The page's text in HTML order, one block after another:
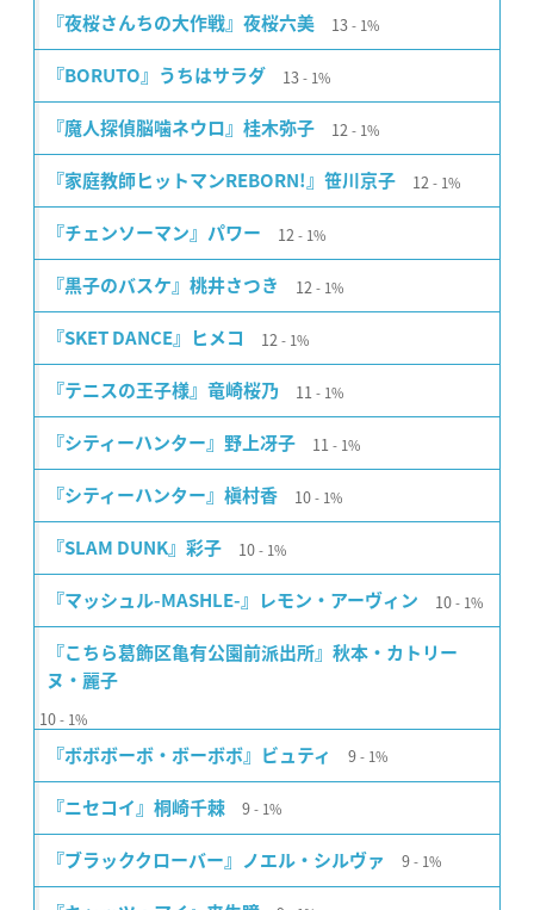
『夜桜さんちの大作戦』夜桜六美 13 1%
『BORUTO』うちはサラダ 13 1%
『魔人探偵脳噛ネウロ』桂木弥子 12 1%
『家庭教師ヒットマンREBORN!』笹川京子 12 1%
『チェンソーマン』パワー 12 1%
『黒子のバスケ』桃井さつき 12 1%
『SKET DANCE』ヒメコ 12 1%
『テニスの王子様』竜崎桜乃 11 1%
『シティーハンター』野上冴子 11 1%
『シティーハンター』槇村香 10 1%
『SLAM DUNK』彩子 10 1%
『マッシュル-MASHLE-』レモン・アーヴィン 10 1%
『こちら葛飾区亀有公園前派出所』秋本・カトリー
ヌ・麗子
10 1%
『ボボボーボ・ボーボボ』ビュティ 9 1%
『ニセコイ』桐崎千棘 9 1%
『ブラッククローバー』ノエル・シルヴァ 9 1%